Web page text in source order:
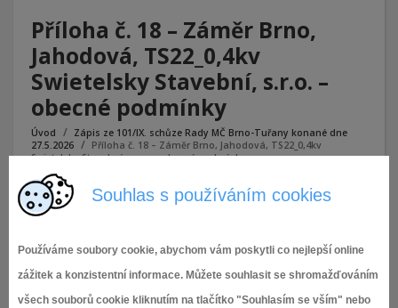
Souhlas s používáním cookies
Používáme soubory cookie, abychom vám poskytli co nejlepší online
zážitek a konzistentní informace. Můžete souhlasit se shromažďováním
všech souborů cookie kliknutím na tlačítko "Souhlasím se vším" nebo
Příloha č. 18 – Záměr Brno,
Jahodová, TS22_0,4kv
Swietelsky Stavební, s.r.o. –
obecné podmínky
Úvod
Zápis ze 101/IX. schůze Rady MČ Brno-Tuřany konané dne
27.5.2026
Příloha č. 18 – Záměr Brno, Jahodová, TS22_0,4kv
Swietelsky Stavební, s.r.o. – obecné podmínky
Příloha č. 18 - Záměr Brno, Jahodová, TS22_0,4kv Swietelsky